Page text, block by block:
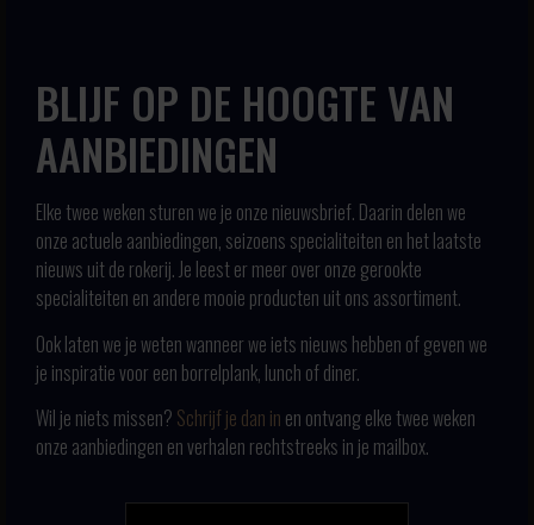
BLIJF OP DE HOOGTE VAN
AANBIEDINGEN
Elke twee weken sturen we je onze nieuwsbrief. Daarin delen we
onze actuele aanbiedingen, seizoens specialiteiten en het laatste
nieuws uit de rokerij. Je leest er meer over onze gerookte
specialiteiten en andere mooie producten uit ons assortiment.
Ook laten we je weten wanneer we iets nieuws hebben of geven we
je inspiratie voor een borrelplank, lunch of diner.
Wil je niets missen? Schrijf je dan in en ontvang elke twee weken
onze aanbiedingen en verhalen rechtstreeks in je mailbox.